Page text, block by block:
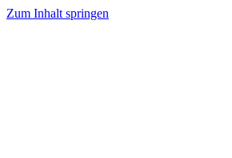
Zum Inhalt springen